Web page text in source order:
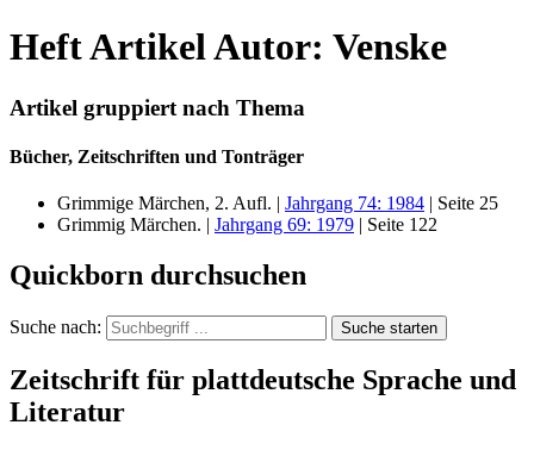
Heft Artikel Autor: Venske
Artikel gruppiert nach Thema
Bücher, Zeitschriften und Tonträger
Grimmige Märchen, 2. Aufl. | Jahrgang 74: 1984 | Seite 25
Grimmig Märchen. | Jahrgang 69: 1979 | Seite 122
Quickborn durchsuchen
Suche nach: Suche starten
Zeitschrift für plattdeutsche Sprache und
Literatur